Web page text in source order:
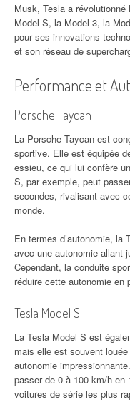
Musk, Tesla a
Model S, la Model 3, la
pour ses innovations
et son réseau de
Performance et
Porsche Taycan
La Porsche Taycan est
sportive. Elle est équipée
essieu, ce qui lui confère
S, par exemple, peut
secondes, rivalisant avec
monde.
En termes d’autonomie, la
avec une autonomie allant
Cependant, la conduite
réduire cette autonomie en
Tesla Model S
La Tesla Model S est
mais elle est souvent
autonomie
passer de 0 à 100 km/h en
voitures de série les plus